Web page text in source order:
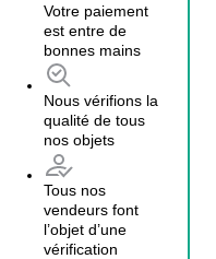
Votre paiement
est entre de
bonnes mains
Nous vérifions la
qualité de tous
nos objets
Tous nos
vendeurs font
l’objet d’une
vérification